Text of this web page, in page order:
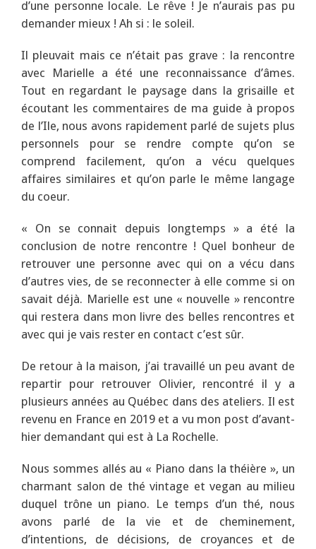
d’une personne locale. Le rêve ! Je n’aurais pas pu
demander mieux ! Ah si : le soleil.
Il pleuvait mais ce n’était pas grave : la rencontre
avec Marielle a été une reconnaissance d’âmes.
Tout en regardant le paysage dans la grisaille et
écoutant les commentaires de ma guide à propos
de l’Ile, nous avons rapidement parlé de sujets plus
personnels pour se rendre compte qu’on se
comprend facilement, qu’on a vécu quelques
affaires similaires et qu’on parle le même langage
du coeur.
« On se connait depuis longtemps » a été la
conclusion de notre rencontre ! Quel bonheur de
retrouver une personne avec qui on a vécu dans
d’autres vies, de se reconnecter à elle comme si on
savait déjà. Marielle est une « nouvelle » rencontre
qui restera dans mon livre des belles rencontres et
avec qui je vais rester en contact c’est sûr.
De retour à la maison, j’ai travaillé un peu avant de
repartir pour retrouver Olivier, rencontré il y a
plusieurs années au Québec dans des ateliers. Il est
revenu en France en 2019 et a vu mon post d’avant-
hier demandant qui est à La Rochelle.
Nous sommes allés au « Piano dans la théière », un
charmant salon de thé vintage et vegan au milieu
duquel trône un piano. Le temps d’un thé, nous
avons parlé de la vie et de cheminement,
d’intentions, de décisions, de croyances et de